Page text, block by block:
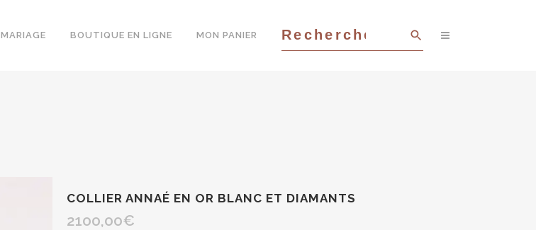
MARIAGE BOUTIQUE EN LIGNE MON PANIER
COLLIER ANNAÉ EN OR BLANC ET DIAMANTS
2100,00€